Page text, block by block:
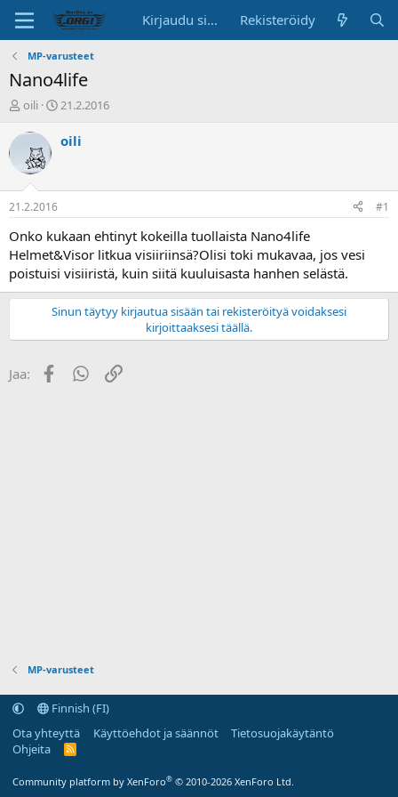
Kirjaudu sisään Rekisteröidy
MP-varusteet
Nano4life
K
s
u
s
t
e
l
u
n
a
l
t
a
oili
A
o
p
ä
v
ä
21.2.2016
oili
21.2.2016 #1
Onko kukaan ehtinyt kokeilla tuollaista Nano4life
Helmet&Visor litkua visiiriinsä?Olisi toki mukavaa, jos vesi
poistuisi visiiristä, kuin siitä kuuluisasta hanhen selästä.
Sinun täytyy kirjautua sisään tai rekisteröityä voidaksesi
kirjoittaaksesi täällä.
Jaa: FacebookWhatsApp
Linkki
MP-varusteet
Finnish (FI)
Ota yhteyttä
Käyttöehdot ja säännöt
Tietosuojakäytäntö
Ohjeita
R
Community platform by XenForo® © 2010-2026 XenForo Ltd.